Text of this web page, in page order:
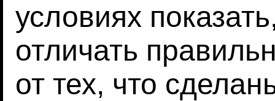
условиях
отличать
от тех, что